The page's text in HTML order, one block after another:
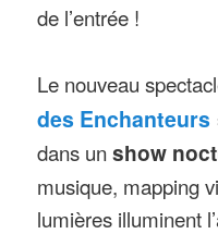
de l’entrée !
Le nouveau
des Enchanteurs
dans unshow
musique, mapping
lumières illuminent